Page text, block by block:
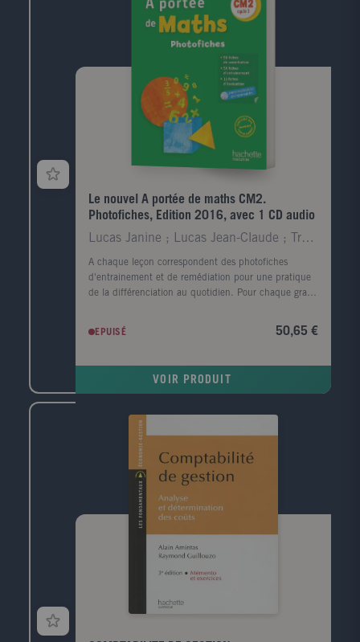
motivé et prenne confiance. En plus de la petite
histoire, le livre contient : des conseils pour
accompagner l'enfant dans ses premières lectures, la
présentation des personnages, des activités pour
préparer la lecture, et à la fin : "As-tu bien compris
l'histoire ?" pour donner du sens à ce que l'enfant a
lu et aller plus loin que le simple déchiffrage ainsi
qu'une rubrique "Et toi, qu'en penses-tu ?" avec des
petites questions pour "faire réfléchir" ou simplement
discuter autour de l'histoire.
Le nouvel A portée de maths CM2.
Photofiches, Edition 2016, avec 1 CD audio
Lucas Janine ; Lucas Jean-Claude ; Trossevin Marie
A chaque leçon correspondent des photofiches
d'entrainement et de remédiation pour une pratique
de la différenciation au quotidien. Pour chaque grand
et pdf pour permettre à l'enseignant de les modifier.
EPUISÉ 50,65 €
VOIR PRODUIT